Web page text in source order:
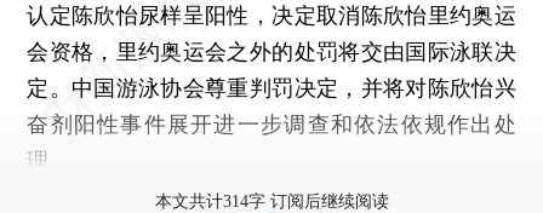
认定陈欣怡尿样呈阳性，决定取消陈欣怡里约奥运
会资格，里约奥运会之外的处罚将交由国际泳联决
定。中国游泳协会尊重判罚决定，并将对陈欣怡兴
奋剂阳性事件展开进一步调查和依法依规作出处
理。
本文共计314字 订阅后继续阅读